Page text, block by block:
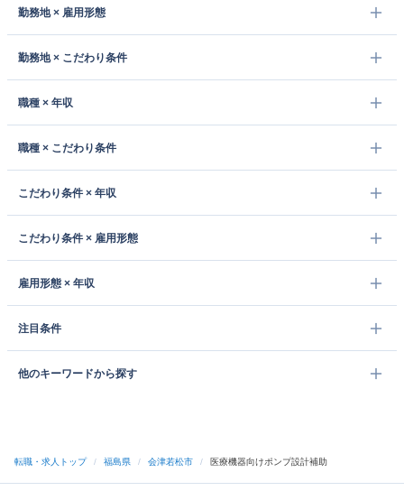
勤務地 × 雇用形態
勤務地 × こだわり条件
職種 × 年収
職種 × こだわり条件
こだわり条件 × 年収
こだわり条件 × 雇用形態
雇用形態 × 年収
注目条件
他のキーワードから探す
転職・求人トップ / 福島県 / 会津若松市 / 医療機器向けポンプ設計補助